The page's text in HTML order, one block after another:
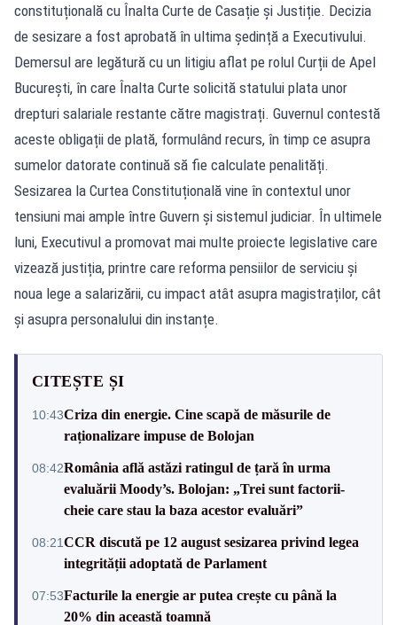
constituțională cu Înalta Curte de Casație și Justiție. Decizia
de sesizare a fost aprobată în ultima ședință a Executivului.
Demersul are legătură cu un litigiu aflat pe rolul Curții de Apel
București, în care Înalta Curte solicită statului plata unor
drepturi salariale restante către magistrați. Guvernul contestă
aceste obligații de plată, formulând recurs, în timp ce asupra
sumelor datorate continuă să fie calculate penalități.
Sesizarea la Curtea Constituțională vine în contextul unor
tensiuni mai ample între Guvern și sistemul judiciar. În ultimele
luni, Executivul a promovat mai multe proiecte legislative care
vizează justiția, printre care reforma pensiilor de serviciu și
noua lege a salarizării, cu impact atât asupra magistraților, cât
și asupra personalului din instanțe.
CITEȘTE ȘI
10:43Criza din energie. Cine scapă de măsurile de
raționalizare impuse de Bolojan
08:42România află astăzi ratingul de țară în urma
evaluării Moody’s. Bolojan: „Trei sunt factorii-
cheie care stau la baza acestor evaluări”
08:21CCR discută pe 12 august sesizarea privind legea
integrității adoptată de Parlament
07:53Facturile la energie ar putea crește cu până la
20% din această toamnă